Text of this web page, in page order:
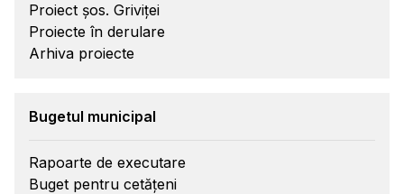
Proiect șos. Griviței
Proiecte în derulare
Arhiva proiecte
Bugetul municipal
Rapoarte de executare
Buget pentru cetățeni